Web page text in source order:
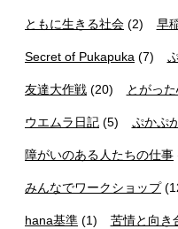
ともに生きる社会 (2) 早
Secret of Pukapuka (7)
友達大作戦 (20) とがっ
ウエムラ日記 (5) ぷかぷ
障がいのある人たちの仕事
みんなでワークショップ
hana基準 (1) 苦情と向き